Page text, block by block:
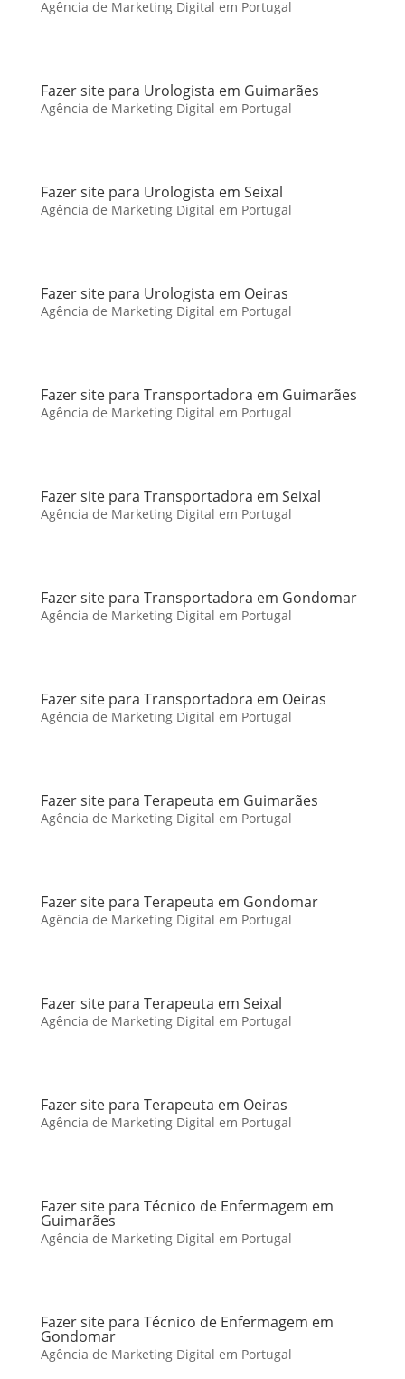
Agência de Marketing Digital em Portugal
Fazer site para Urologista em Guimarães
Agência de Marketing Digital em Portugal
Fazer site para Urologista em Seixal
Agência de Marketing Digital em Portugal
Fazer site para Urologista em Oeiras
Agência de Marketing Digital em Portugal
Fazer site para Transportadora em Guimarães
Agência de Marketing Digital em Portugal
Fazer site para Transportadora em Seixal
Agência de Marketing Digital em Portugal
Fazer site para Transportadora em Gondomar
Agência de Marketing Digital em Portugal
Fazer site para Transportadora em Oeiras
Agência de Marketing Digital em Portugal
Fazer site para Terapeuta em Guimarães
Agência de Marketing Digital em Portugal
Fazer site para Terapeuta em Gondomar
Agência de Marketing Digital em Portugal
Fazer site para Terapeuta em Seixal
Agência de Marketing Digital em Portugal
Fazer site para Terapeuta em Oeiras
Agência de Marketing Digital em Portugal
Fazer site para Técnico de Enfermagem em
Guimarães
Agência de Marketing Digital em Portugal
Fazer site para Técnico de Enfermagem em
Gondomar
Agência de Marketing Digital em Portugal